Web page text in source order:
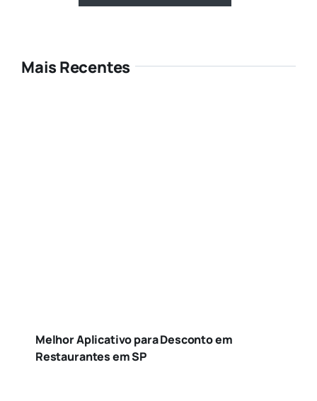
Mais Recentes
Melhor Aplicativo para Desconto em
Restaurantes em SP